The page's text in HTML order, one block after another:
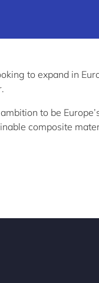
to expand in
to be
composite